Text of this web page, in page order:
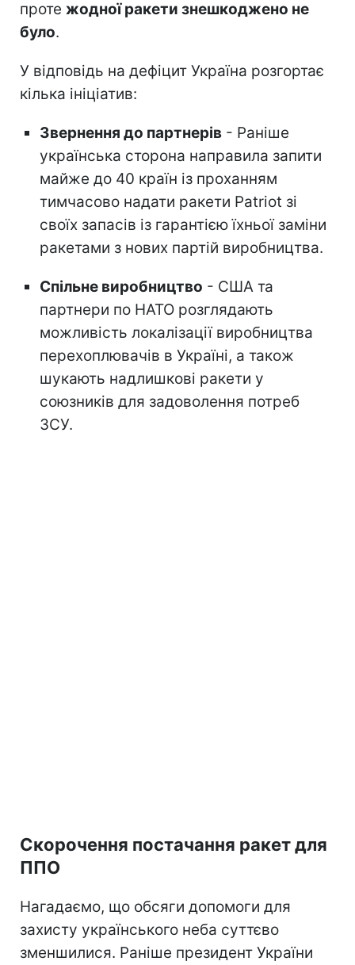
проте жодної ракети знешкоджено не
було.
У відповідь на дефіцит Україна розгортає
кілька ініціатив:
Звернення до партнерів - Раніше
українська сторона направила запити
майже до 40 країн із проханням
тимчасово надати ракети Patriot зі
своїх запасів із гарантією їхньої заміни
ракетами з нових партій виробництва.
Спільне виробництво - США та
партнери по НАТО розглядають
можливість локалізації виробництва
перехоплювачів в Україні, а також
шукають надлишкові ракети у
союзників для задоволення потреб
ЗСУ.
Скорочення постачання ракет для
ППО
Нагадаємо, що обсяги допомоги для
захисту українського неба суттєво
зменшилися. Раніше президент України